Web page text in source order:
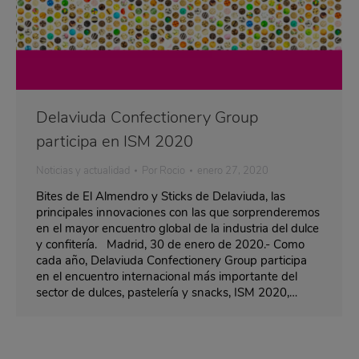
Delaviuda Confectionery Group
participa en ISM 2020
Noticias y actualidad Por Rocio enero 27, 2020
Bites de El Almendro y Sticks de Delaviuda, las
principales innovaciones con las que sorprenderemos
en el mayor encuentro global de la industria del dulce
y confitería. Madrid, 30 de enero de 2020.- Como
cada año, Delaviuda Confectionery Group participa
en el encuentro internacional más importante del
sector de dulces, pastelería y snacks, ISM 2020,…